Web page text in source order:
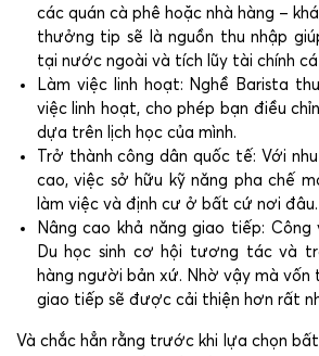
các quán cà phê hoặc nhà hàng –
thưởng tip sẽ là nguồn thu nhập
tại nước ngoài và tích lũy tài chính cá
Làm việc linh hoạt: Nghề Barista
việc linh hoạt, cho phép bạn điều
dựa trên lịch học của mình.
Trở thành công dân quốc tế: Với
cao, việc sở hữu kỹ năng pha chế
làm việc và định cư ở bất cứ nơi đâu.
Nâng cao khả năng giao tiếp:
Du học sinh cơ hội tương tác và
hàng người bản xứ. Nhờ vậy mà vốn
giao tiếp sẽ được cải thiện hơn rất
Và chắc hẳn rằng trước khi lựa chọn